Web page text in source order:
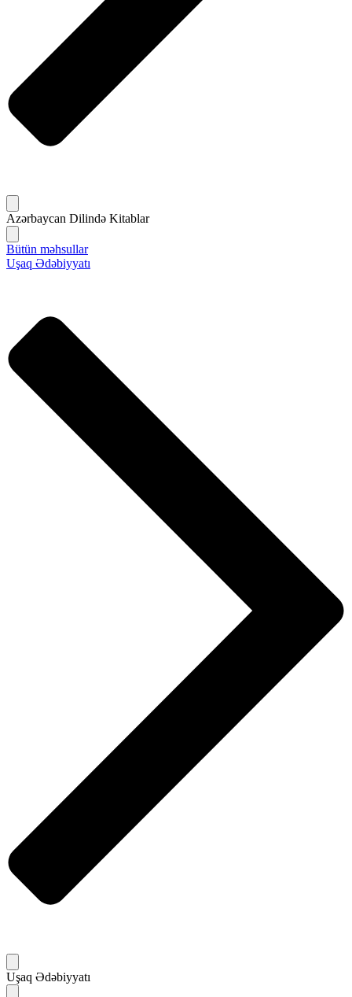
Azərbaycan Dilində Kitablar
Bütün məhsullar
Uşaq Ədəbiyyatı
Uşaq Ədəbiyyatı